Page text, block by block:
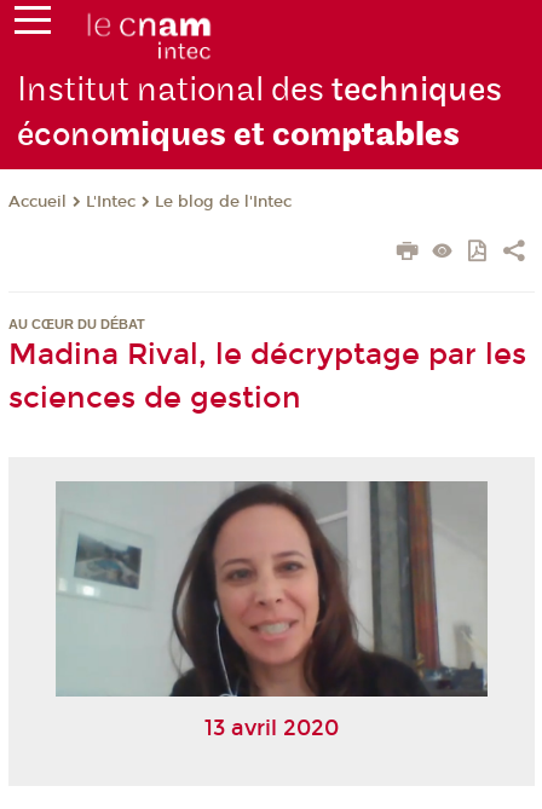
Institut national destechniques
économiques et comptables
Accueil L'Intec Le blog de l'Intec
AU CŒUR DU DÉBAT
Madina Rival, le décryptage par les
sciences de gestion
13 avril 2020